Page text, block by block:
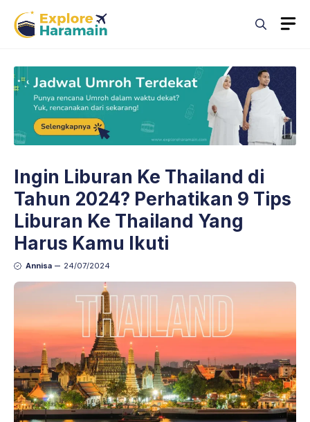
content
Ingin Liburan Ke Thailand di
Tahun 2024? Perhatikan 9 Tips
Liburan Ke Thailand Yang
Harus Kamu Ikuti
Annisa 24/07/2024